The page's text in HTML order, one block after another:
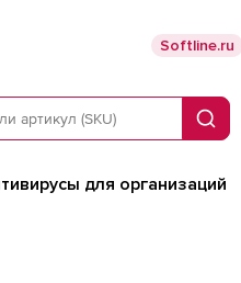
Softline.ru
Поиск
для организаций